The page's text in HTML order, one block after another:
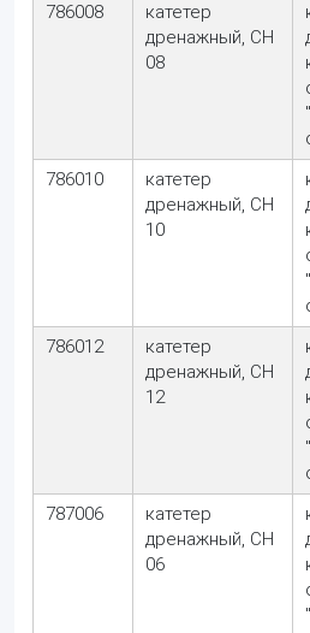
786008
катетер
дренажный, CH
08
786010
катетер
дренажный, CH
10
786012
катетер
дренажный, CH
12
787006
катетер
дренажный, CH
06